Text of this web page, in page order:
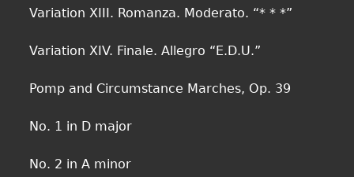
Variation XIII. Romanza. Moderato. “* * *”
Variation XIV. Finale. Allegro “E.D.U.”
Pomp and Circumstance Marches, Op. 39
No. 1 in D major
No. 2 in A minor